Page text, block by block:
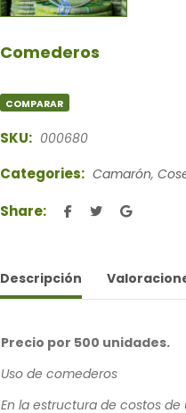
Comederos
COMPARAR
SKU: 000680
Categories: Camarón,
Share:
Descripción
Precio por 500 unidades.
Uso de comederos
En la estructura de costos